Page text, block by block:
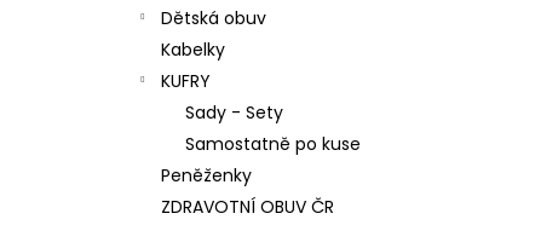
Dětská obuv
Kabelky
KUFRY
Sady - Sety
Samostatně po kuse
Peněženky
ZDRAVOTNÍ OBUV ČR